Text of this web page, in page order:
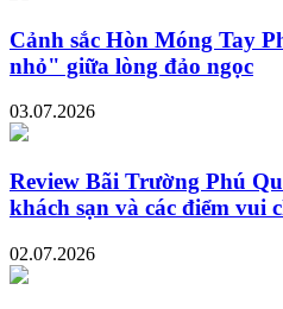
Cảnh sắc Hòn Móng Tay
nhỏ" giữa lòng đảo ngọc
03.07.2026
Review Bãi Trường Phú
khách sạn và các điểm vui
02.07.2026